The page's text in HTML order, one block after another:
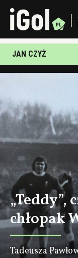
JAN CZYŻ
„Teddy”,
chłopak
Tadeusza